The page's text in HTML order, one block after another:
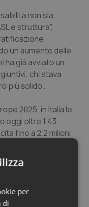
Collo
non sia
e struttura”,
un aumento delle
ha già avviato un
chi stava
più solido”.
2025, in Italia le
oggi oltre 1,43
fino a 2,2 milioni
tra 1.900 e 3.000
che possono
La progressiva
sui LEA e sulla
quello che
per
di